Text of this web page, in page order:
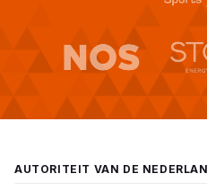
AUTORITEIT VAN DE